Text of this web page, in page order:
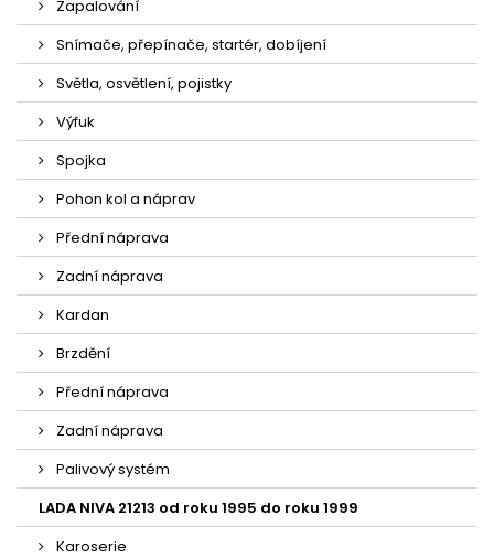
Zapalování
Snímače, přepínače, startér, dobíjení
Světla, osvětlení, pojistky
Výfuk
Spojka
Pohon kol a náprav
Přední náprava
Zadní náprava
Kardan
Brzdění
Přední náprava
Zadní náprava
Palivový systém
LADA NIVA 21213 od roku 1995 do roku 1999
Karoserie